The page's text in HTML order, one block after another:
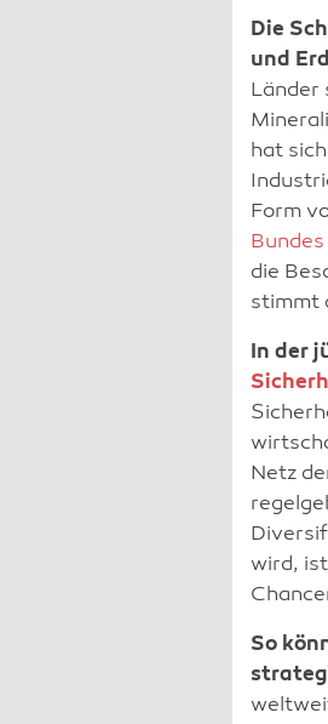
Die
und
Länder
hat
Form
Bundes
die
stimmt
In der
Netz
wird,
So